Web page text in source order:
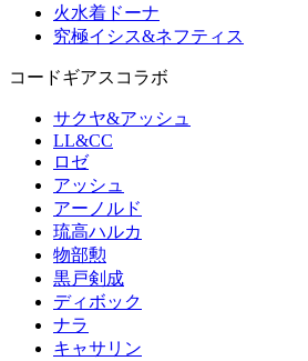
火水着ドーナ
究極イシス&ネフティス
コードギアスコラボ
サクヤ&アッシュ
LL&CC
ロゼ
アッシュ
アーノルド
琉高ハルカ
物部勲
黒戸剣成
ディボック
ナラ
キャサリン